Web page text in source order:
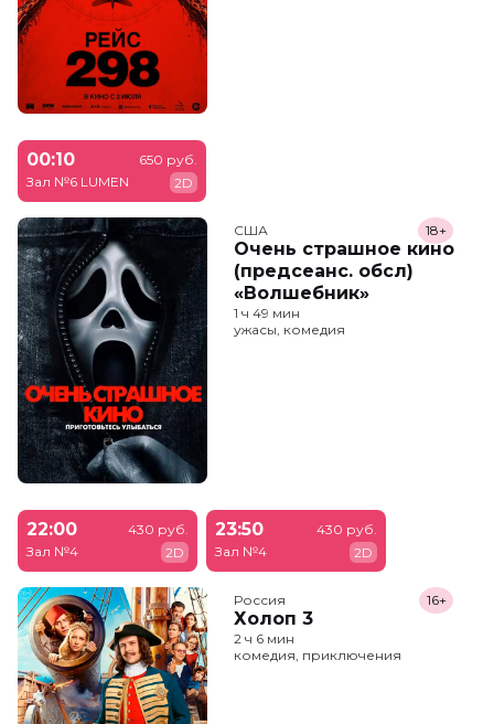
00:10
Зал №6 LUMEN
650 руб.
2D
США
Очень страшное кино
(предсеанс. обсл)
«Волшебник»
18+
1 ч 49 мин
ужасы, комедия
22:00
Зал №4
430 руб.
2D
23:50
Зал №4
430 руб.
2D
Россия
Холоп 3
16+
2 ч 6 мин
комедия, приключения